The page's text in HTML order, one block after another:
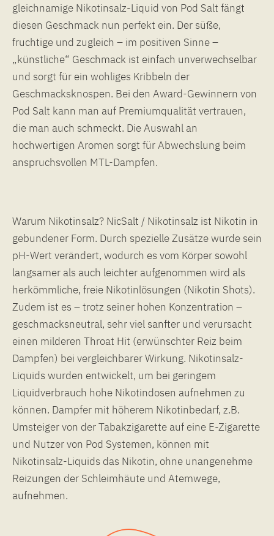
gleichnamige Nikotinsalz-Liquid von Pod Salt fängt
diesen Geschmack nun perfekt ein. Der süße,
fruchtige und zugleich – im positiven Sinne –
„künstliche“ Geschmack ist einfach unverwechselbar
und sorgt für ein wohliges Kribbeln der
Geschmacksknospen. Bei den Award-Gewinnern von
Pod Salt kann man auf Premiumqualität vertrauen,
die man auch schmeckt. Die Auswahl an
hochwertigen Aromen sorgt für Abwechslung beim
anspruchsvollen MTL-Dampfen.
Warum Nikotinsalz? NicSalt / Nikotinsalz ist Nikotin in
gebundener Form. Durch spezielle Zusätze wurde sein
pH-Wert verändert, wodurch es vom Körper sowohl
langsamer als auch leichter aufgenommen wird als
herkömmliche, freie Nikotinlösungen (Nikotin Shots).
Zudem ist es – trotz seiner hohen Konzentration –
geschmacksneutral, sehr viel sanfter und verursacht
einen milderen Throat Hit (erwünschter Reiz beim
Dampfen) bei vergleichbarer Wirkung. Nikotinsalz-
Liquids wurden entwickelt, um bei geringem
Liquidverbrauch hohe Nikotindosen aufnehmen zu
können. Dampfer mit höherem Nikotinbedarf, z.B.
Umsteiger von der Tabakzigarette auf eine E-Zigarette
und Nutzer von Pod Systemen, können mit
Nikotinsalz-Liquids das Nikotin, ohne unangenehme
Reizungen der Schleimhäute und Atemwege,
aufnehmen.